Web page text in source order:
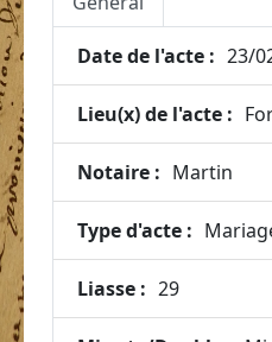
Date de l'acte : 23/
Lieu(x) de l'acte :
Notaire : Martin
Type d'acte :
Liasse : 29